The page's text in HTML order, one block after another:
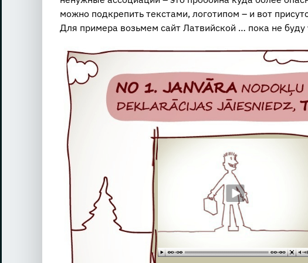
можно подкрепить текстами, логотипом – и вот
Для примера возьмем сайт Латвийской … пока не буду